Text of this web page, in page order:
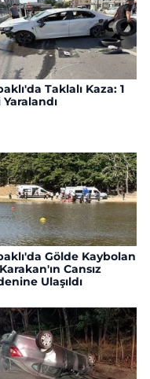
Taklalı Kaza: 1
Yaralandı
Gölde Kaybolan
Cansız
Ulaşıldı